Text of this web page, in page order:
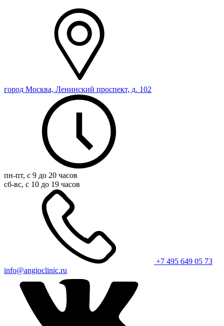
город Москва, Ленинский проспект, д. 102
пн-пт, с 9 до 20 часов
сб-вс, с 10 до 19 часов
+7 495 649 05 73
info@angioclinic.ru